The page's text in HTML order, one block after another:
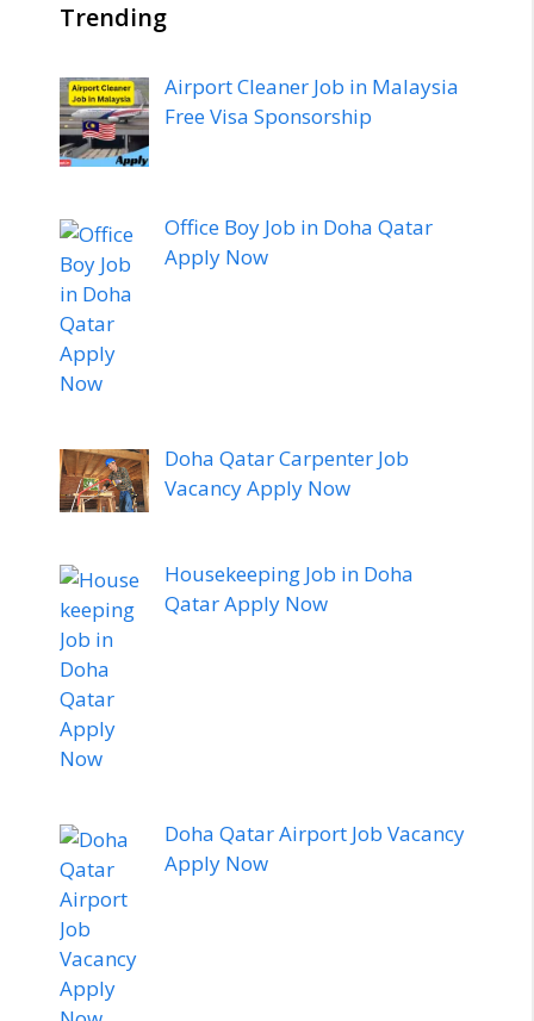
Trending
Airport Cleaner Job in Malaysia
Free Visa Sponsorship
Office Boy Job in Doha Qatar
Apply Now
Doha Qatar Carpenter Job
Vacancy Apply Now
Housekeeping Job in Doha
Qatar Apply Now
Doha Qatar Airport Job Vacancy
Apply Now